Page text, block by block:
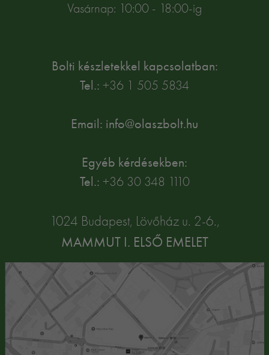
Vasárnap: 10:00 - 18:00-ig
Bolti készletekkel kapcsolatban:
Tel.: +36 1 505 5834
Email: info@olaszbolt.hu
Egyéb kérdésekben:
Tel.: +36 30 348 1110
1024 Budapest, Lövőház u. 2-6.,
MAMMUT I. ELSŐ EMELET